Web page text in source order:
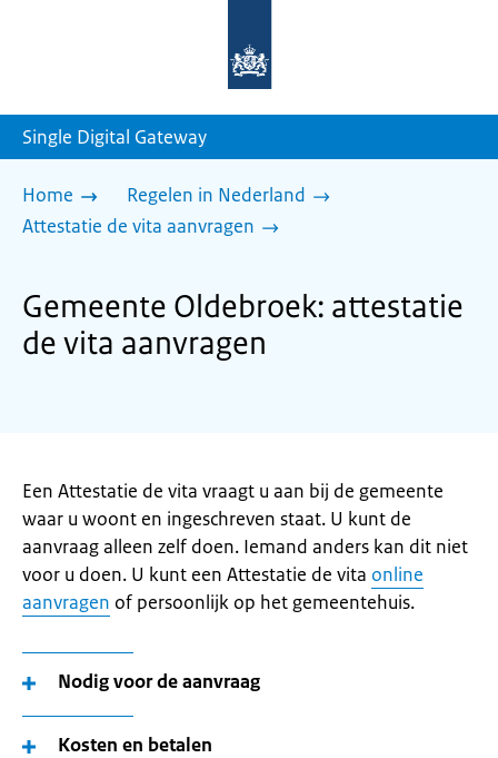
homepage
Single Digital Gateway
Home
Regelen in Nederland
Attestatie de vita aanvragen
Gemeente Oldebroek: attestatie
de vita aanvragen
Een Attestatie de vita vraagt u aan bij de gemeente
waar u woont en ingeschreven staat. U kunt de
aanvraag alleen zelf doen. Iemand anders kan dit niet
voor u doen. U kunt een Attestatie de vita online
aanvragen of persoonlijk op het gemeentehuis.
Nodig voor de aanvraag
Kosten en betalen